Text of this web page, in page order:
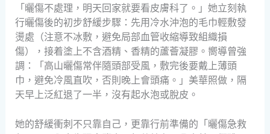
「曬傷不處理，明天回家就要看皮膚科了。」她立刻執
行曬傷後的初步舒緩步驟：先用冷水沖泡的毛巾輕敷發
燙處（注意不冰敷，避免局部血管收縮導致組織損
傷），接着塗上不含酒精、香精的蘆薈凝膠。嚮導曾強
調：「高山曬傷常伴隨頭部受風，敷完後要戴上薄頭
巾，避免冷風直吹，否則晚上會頭痛。」美華照做，隔
天早上泛紅退了一半，沒有起水泡或脫皮。
她的舒緩衝刺不只靠自己，更靠行前準備的「曬傷急救